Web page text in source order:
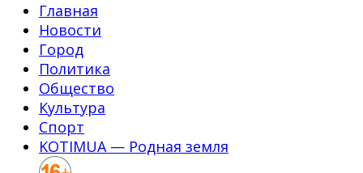
Главная
Новости
Город
Политика
Общество
Культура
Спорт
KOTIMUA — Родная земля